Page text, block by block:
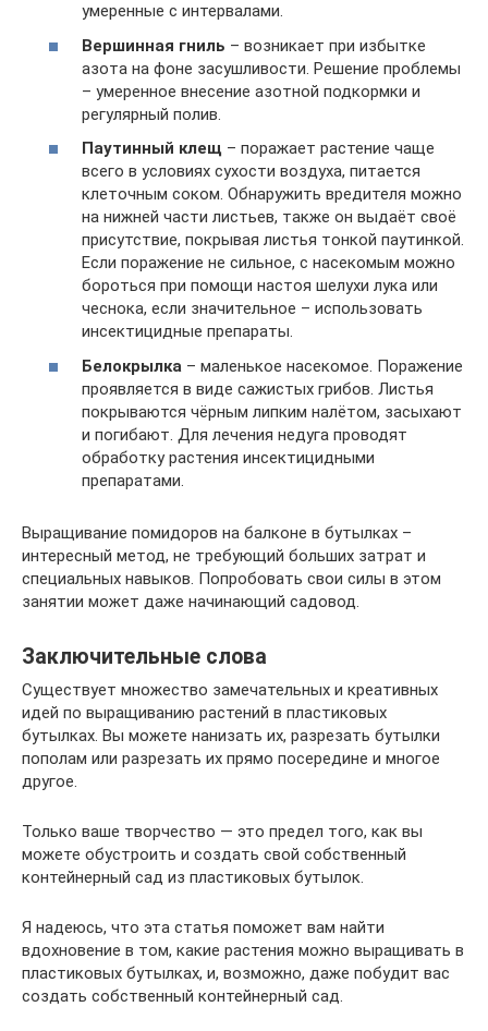
умеренные с интервалами.
Вершинная гниль – возникает при избытке
азота на фоне засушливости. Решение проблемы
– умеренное внесение азотной подкормки и
регулярный полив.
Паутинный клещ – поражает растение чаще
всего в условиях сухости воздуха, питается
клеточным соком. Обнаружить вредителя можно
на нижней части листьев, также он выдаёт своё
присутствие, покрывая листья тонкой паутинкой.
Если поражение не сильное, с насекомым можно
бороться при помощи настоя шелухи лука или
чеснока, если значительное – использовать
инсектицидные препараты.
Белокрылка – маленькое насекомое. Поражение
проявляется в виде сажистых грибов. Листья
покрываются чёрным липким налётом, засыхают
и погибают. Для лечения недуга проводят
обработку растения инсектицидными
препаратами.
Выращивание помидоров на балконе в бутылках –
интересный метод, не требующий больших затрат и
специальных навыков. Попробовать свои силы в этом
занятии может даже начинающий садовод.
Заключительные слова
Существует множество замечательных и креативных
идей по выращиванию растений в пластиковых
бутылках. Вы можете нанизать их, разрезать бутылки
пополам или разрезать их прямо посередине и многое
другое.
Только ваше творчество — это предел того, как вы
можете обустроить и создать свой собственный
контейнерный сад из пластиковых бутылок.
Я надеюсь, что эта статья поможет вам найти
вдохновение в том, какие растения можно выращивать в
пластиковых бутылках, и, возможно, даже побудит вас
создать собственный контейнерный сад.